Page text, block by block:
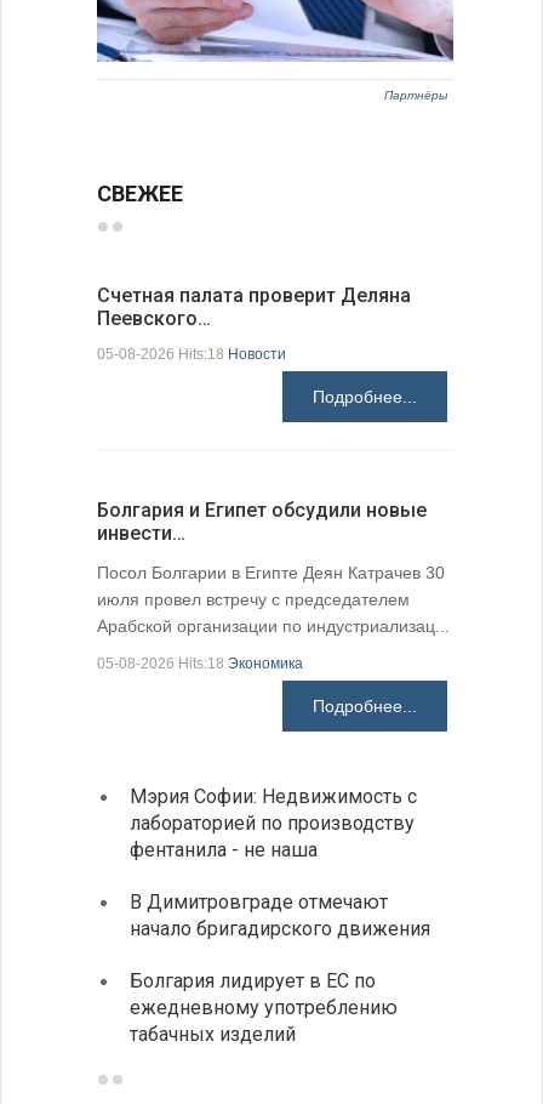
Партнёры
СВЕЖЕЕ
Счетная палата проверит Деляна
Пеевского…
05-08-2026 Hits:18 Новости
Подробнее...
Болгария и Египет обсудили новые
инвести…
Посол Болгарии в Египте Деян Катрачев 30
июля провел встречу с председателем
Арабской организации по индустриализац...
05-08-2026 Hits:18 Экономика
Подробнее...
Мэрия Софии: Недвижимость с
лабораторией по производству
фентанила - не наша
В Димитровграде отмечают
начало бригадирского движения
Болгария лидирует в ЕС по
ежедневному употреблению
табачных изделий